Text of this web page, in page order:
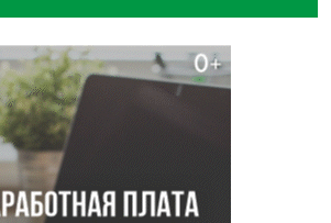
о.п. Радуга Сибири начали строить
проверит S7 после инцидента
новосибирцам на